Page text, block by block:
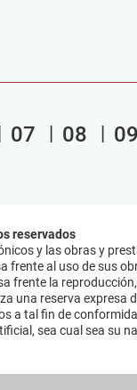
07 08 09
reservados
y las obras y
al uso de sus
frente la
una reserva
a tal fin de
sea cual sea su